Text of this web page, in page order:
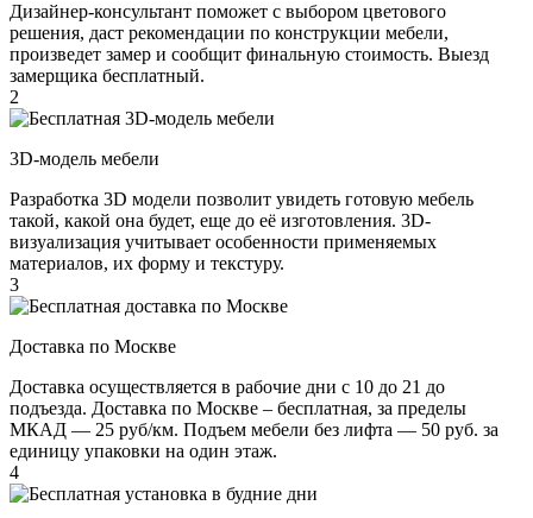
Дизайнер-консультант поможет с выбором цветового
решения, даст рекомендации по конструкции мебели,
произведет замер и сообщит финальную стоимость. Выезд
замерщика бесплатный.
2
3D-модель мебели
Разработка 3D модели позволит увидеть готовую мебель
такой, какой она будет, еще до её изготовления. 3D-
визуализация учитывает особенности применяемых
материалов, их форму и текстуру.
3
Доставка по Москве
Доставка осуществляется в рабочие дни с 10 до 21 до
подъезда. Доставка по Москве – бесплатная, за пределы
МКАД — 25 руб/км. Подъем мебели без лифта — 50 руб. за
единицу упаковки на один этаж.
4